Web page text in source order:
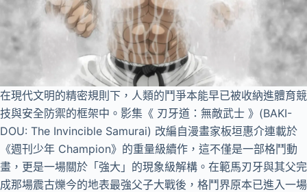
在現代文明的精密規則下，人類的鬥爭本能早已被收納進體育競
技與安全防禦的框架中。影集《 刃牙道：無敵武士 》(BAKI-
DOU: The Invincible Samurai) 改編自漫畫家板垣惠介連載於
《週刊少年 Champion》的重量級續作，這不僅是一部格鬥動
畫，更是一場關於「強大」的現象級解構。在範馬刃牙與其父完
成那場震古爍今的地表最強父子大戰後，格鬥界原本已進入一場